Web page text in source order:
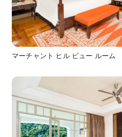
マーチャント ヒル ビュー ルーム